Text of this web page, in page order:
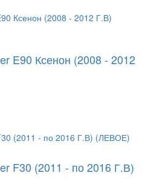
E90 Ксенон (2008 - 2012
F30 (2011 - по 2016 Г.В)